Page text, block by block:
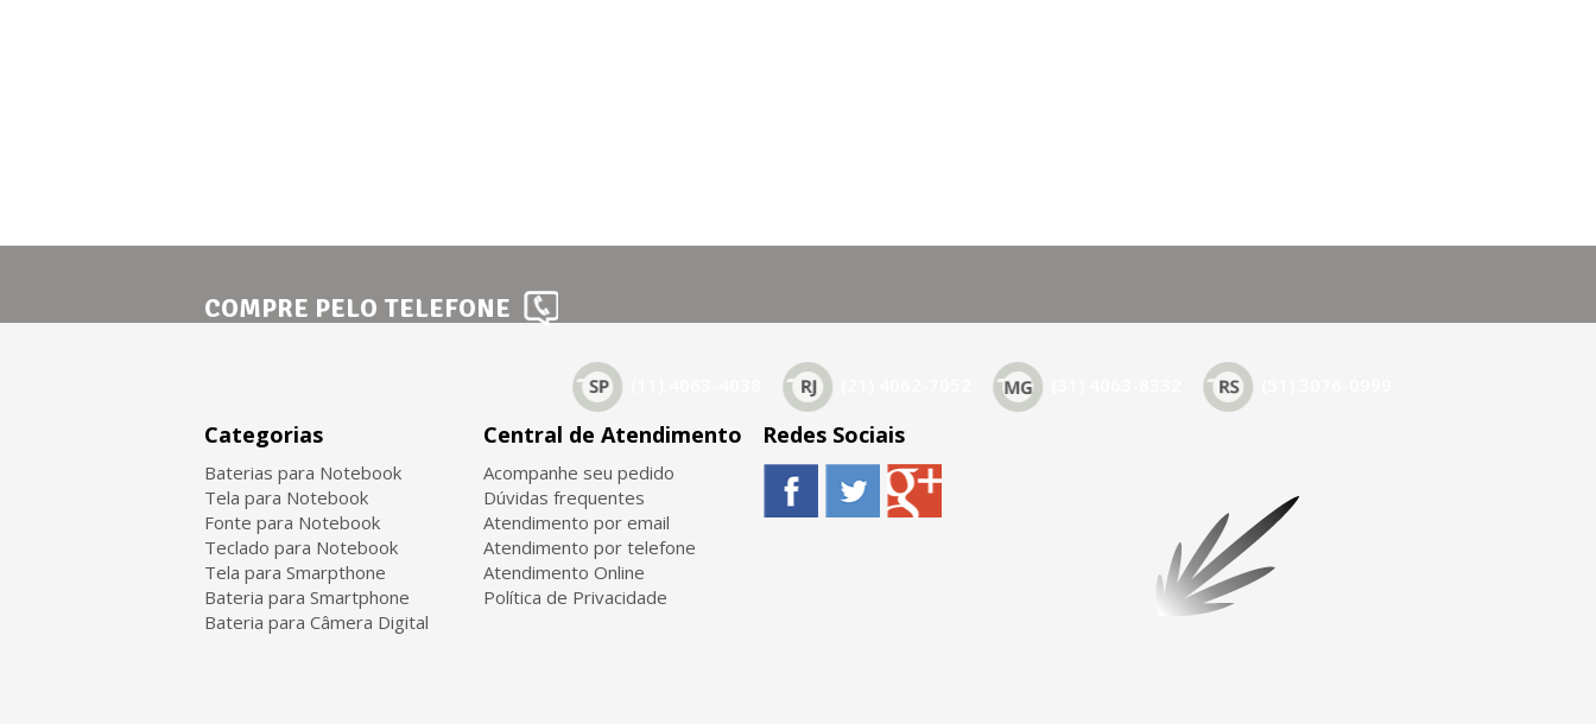
COMPRE PELO TELEFONE
Categorias
Baterias para Notebook
Tela para Notebook
Fonte para Notebook
Teclado para Notebook
Tela para Smarpthone
Bateria para Smartphone
Bateria para Câmera Digital
Central de Atendimento
Acompanhe seu pedido
Dúvidas frequentes
Atendimento por email
Atendimento por telefone
Atendimento Online
Política de Privacidade
Redes Sociais